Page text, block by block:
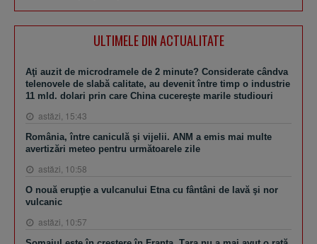
ULTIMELE DIN ACTUALITATE
Aţi auzit de microdramele de 2 minute? Considerate cândva
telenovele de slabă calitate, au devenit între timp o industrie
11 mld. dolari prin care China cucereşte marile studiouri
astăzi, 15:43
România, între caniculă şi vijelii. ANM a emis mai multe
avertizări meteo pentru următoarele zile
astăzi, 10:58
O nouă erupţie a vulcanului Etna cu fântâni de lavă şi nor
vulcanic
astăzi, 10:57